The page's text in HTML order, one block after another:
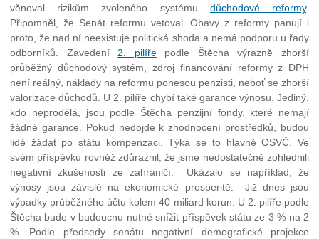
věnoval rizikům zvoleného systému důchodové reformy.
Připomněl, že Senát reformu vetoval. Obavy z reformy panují i
proto, že nad ní neexistuje politická shoda a nemá podporu u řady
odborníků. Zavedení2. pilířepodle Štěcha výrazně zhorší
průběžný důchodový systém, zdroj financování reformy z DPH
není reálný, náklady na reformu ponesou penzisti, neboť se zhorší
valorizace důchodů. U 2. pilíře chybí také garance výnosu. Jediný,
kdo neprodělá, jsou podle Štěcha penzijní fondy, které nemají
žádné garance. Pokud nedojde k zhodnocení prostředků, budou
lidé žádat po státu kompenzaci. Týká se to hlavně OSVČ. Ve
svém příspěvku rovněž zdůraznil, že jsme nedostatečně zohlednili
negativní zkušenosti ze zahraničí. Ukázalo se například, že
výnosy jsou závislé na ekonomické prosperitě. Již dnes jsou
výpadky průběžného účtu kolem 40 miliard korun. U 2. pilíře podle
Štěcha bude v budoucnu nutné snížit příspěvek státu ze 3 % na 2
%. Podle předsedy senátu negativní demografické projekce